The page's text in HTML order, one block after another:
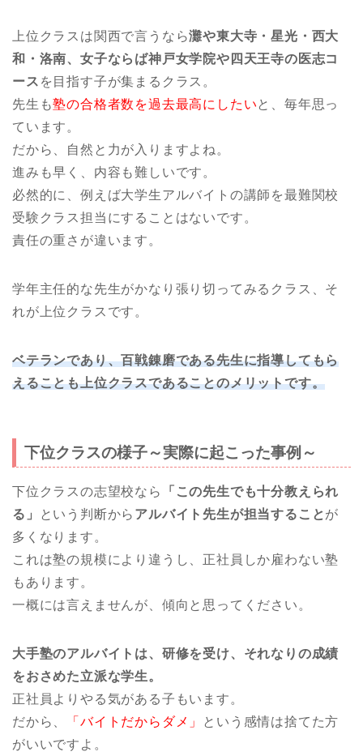
上位クラスは関西で言うなら灘や東大寺・星光・西大
和・洛南、女子ならば神戸女学院や四天王寺の医志コ
ース を目指す子が集まるクラス。
先生も塾の合格者数を過去最高にしたい と、毎年思っ
ています。
だから、自然と力が入りますよね。
進みも早く、内容も難しいです。
必然的に、例えば大学生アルバイトの講師を最難関校
受験クラス担当にすることはないです。
責任の重さが違います。
学年主任的な先生がかなり張り切ってみるクラス、そ
れが上位クラスです。
ベテランであり、百戦錬磨である先生に指導してもら
えることも上位クラスであることのメリットです。
下位クラスの様子～実際に起こった事例～
下位クラスの志望校なら
「この先生でも十分教えられ
る」
という判断から アルバイト先生が担当することが
多くなります。
これは塾の規模により違うし、正社員しか雇わない塾
もあります。
一概には言えませんが、傾向と思ってください。
大手塾のアルバイトは、研修を受け、それなりの成績
をおさめた立派な学生。
正社員よりやる気がある子もいます。
だから、
「バイトだからダメ」
という感情は捨てた方
がいいですよ。